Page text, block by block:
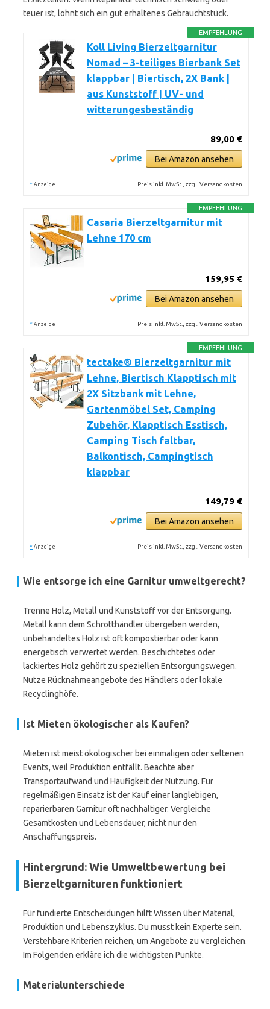
teuer ist, lohnt sich ein gut erhaltenes Gebrauchtstück.
EMPFEHLUNG
Koll Living Bierzeltgarnitur
Nomad – 3-teiliges Bierbank Set
klappbar | Biertisch, 2X Bank |
aus Kunststoff | UV- und
witterungesbeständig
89,00 €
Bei Amazon ansehen
* Anzeige Preis inkl. MwSt., zzgl. Versandkosten
EMPFEHLUNG
Casaria Bierzeltgarnitur mit
Lehne 170 cm
159,95 €
Bei Amazon ansehen
* Anzeige Preis inkl. MwSt., zzgl. Versandkosten
EMPFEHLUNG
tectake® Bierzeltgarnitur mit
Lehne, Biertisch Klapptisch mit
2X Sitzbank mit Lehne,
Gartenmöbel Set, Camping
Zubehör, Klapptisch Esstisch,
Camping Tisch faltbar,
Balkontisch, Campingtisch
klappbar
149,79 €
Bei Amazon ansehen
* Anzeige Preis inkl. MwSt., zzgl. Versandkosten
Wie entsorge ich eine Garnitur umweltgerecht?
Trenne Holz, Metall und Kunststoff vor der Entsorgung.
Metall kann dem Schrotthändler übergeben werden,
unbehandeltes Holz ist oft kompostierbar oder kann
energetisch verwertet werden. Beschichtetes oder
lackiertes Holz gehört zu speziellen Entsorgungswegen.
Nutze Rücknahmeangebote des Händlers oder lokale
Recyclinghöfe.
Ist Mieten ökologischer als Kaufen?
Mieten ist meist ökologischer bei einmaligen oder seltenen
Events, weil Produktion entfällt. Beachte aber
Transportaufwand und Häufigkeit der Nutzung. Für
regelmäßigen Einsatz ist der Kauf einer langlebigen,
reparierbaren Garnitur oft nachhaltiger. Vergleiche
Gesamtkosten und Lebensdauer, nicht nur den
Anschaffungspreis.
Hintergrund: Wie Umweltbewertung bei
Bierzeltgarnituren funktioniert
Für fundierte Entscheidungen hilft Wissen über Material,
Produktion und Lebenszyklus. Du musst kein Experte sein.
Verstehbare Kriterien reichen, um Angebote zu vergleichen.
Im Folgenden erkläre ich die wichtigsten Punkte.
Materialunterschiede